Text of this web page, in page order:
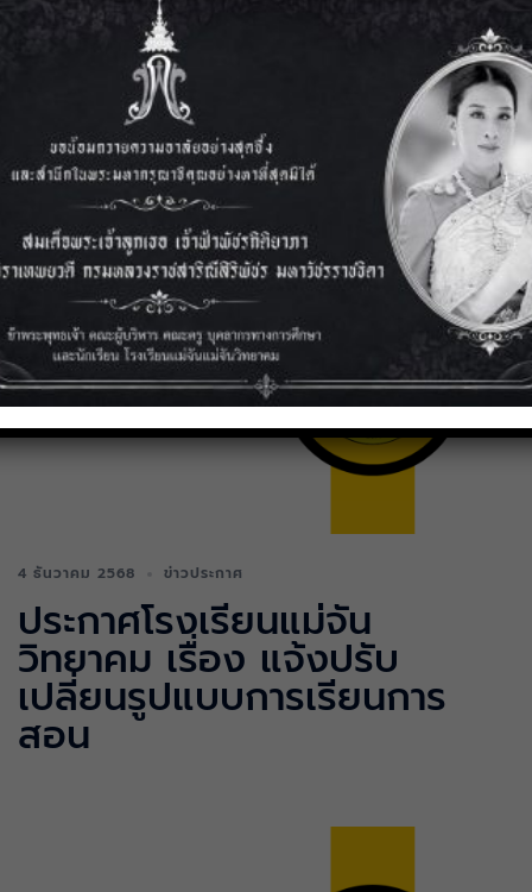
ประกาศ โรงเรียนแม่จัน
วิทยาคม เรื่อง การรับนักเรียน
ทุนเป็นหนึ่ง รัก มจว. ปีการ
ศึกษา 2569
4 ธันวาคม 2568 ข่าวประกาศ
ประกาศโรงเรียนแม่จัน
วิทยาคม เรื่อง แจ้งปรับ
เปลี่ยนรูปแบบการเรียนการ
สอน